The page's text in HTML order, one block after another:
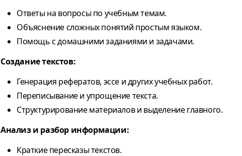
Ответы на вопросы по учебным темам.
Объяснение сложных понятий простым языком.
Помощь с домашними заданиями и задачами.
Создание текстов:
Генерация рефератов, эссе и других учебных работ.
Переписывание и упрощение текста.
Структурирование материалов и выделение главного.
Анализ и разбор информации:
Краткие пересказы текстов.